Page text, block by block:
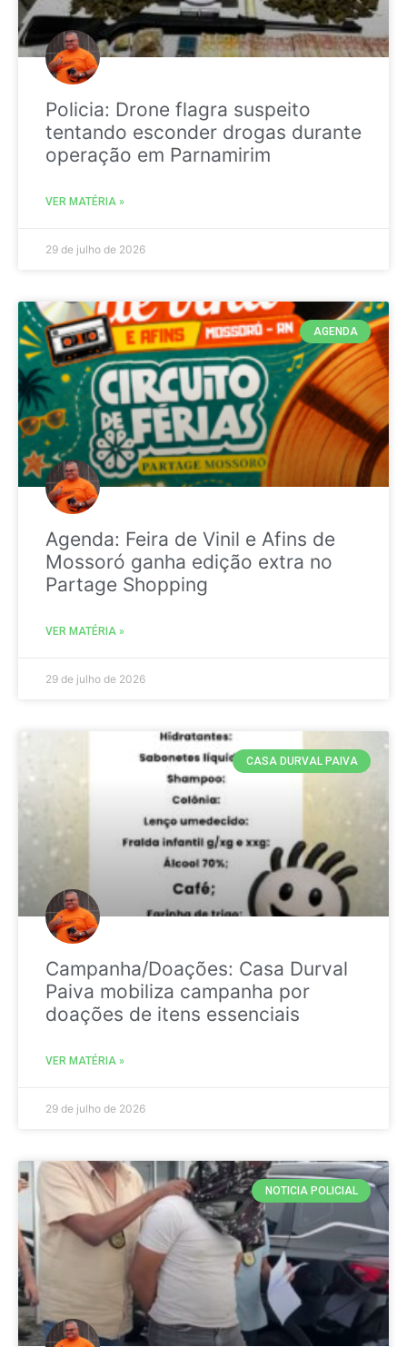
Policia: Drone flagra suspeito
tentando esconder drogas durante
operação em Parnamirim
VER MATÉRIA »
29 de julho de 2026
AGENDA
Agenda: Feira de Vinil e Afins de
Mossoró ganha edição extra no
Partage Shopping
VER MATÉRIA »
29 de julho de 2026
CASA DURVAL PAIVA
Campanha/Doações: Casa Durval
Paiva mobiliza campanha por
doações de itens essenciais
VER MATÉRIA »
29 de julho de 2026
NOTICIA POLICIAL